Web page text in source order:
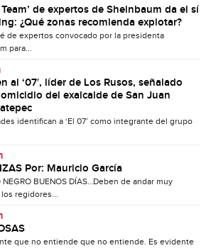
Team’ de expertos de Sheinbaum da el sí
¿Qué zonas recomienda explotar?
de expertos convocado por la presidenta
para...
al ‘07′, líder de Los Rusos, señalado
del exalcalde de San Juan
identifican a ‘El 07’ como integrante del grupo
Por: Mauricio García
NEGRO BUENOS DÍAS…Deben de andar muy
regidores...
que no entiende que no entiende. Es evidente